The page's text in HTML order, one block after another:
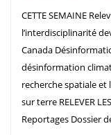
CETTE SEMAINE
l’interdisciplinarité
Canada
désinformation
recherche spatiale
sur terre RELEVER
Reportages Dossier